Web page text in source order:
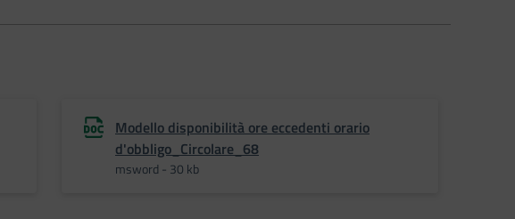
Modello disponibilità ore eccedenti orario
d'obbligo_Circolare_68
msword - 30 kb